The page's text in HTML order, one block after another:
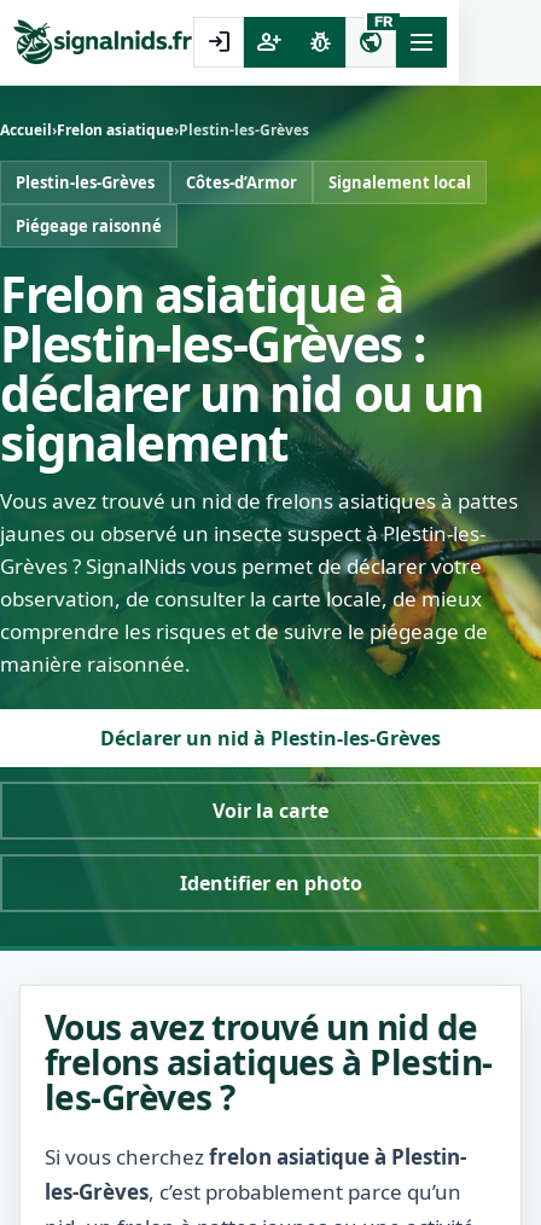
login person_add pest_control public
FR
Accueil›Frelon asiatique›Plestin-les-Grèves
Plestin-les-Grèves Côtes-d’Armor
Signalement local
Piégeage raisonné
Frelon asiatique à
Plestin-les-Grèves :
déclarer un nid ou un
signalement
Vous avez trouvé un nid de frelons asiatiques à pattes
jaunes ou observé un insecte suspect à Plestin-les-
Grèves ? SignalNids vous permet de déclarer votre
observation, de consulter la carte locale, de mieux
comprendre les risques et de suivre le piégeage de
manière raisonnée.
Déclarer un nid à Plestin-les-Grèves
Voir la carte
Identifier en photo
Vous avez trouvé un nid de
frelons asiatiques à Plestin-
les-Grèves ?
Si vous cherchezfrelon asiatique à Plestin-
les-Grèves, c’est probablement parce qu’un